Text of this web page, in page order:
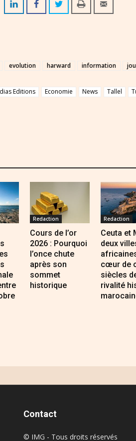
evolution harward information
Editions Economie News Tallel
Redaction
Cours de l’or
2026 : Pourquoi
l’once chute
après son
sommet
historique
Redaction
Ceuta et
deux
cœur de
siècles
rivalité
Contact
© IMG - Tous droits réservés